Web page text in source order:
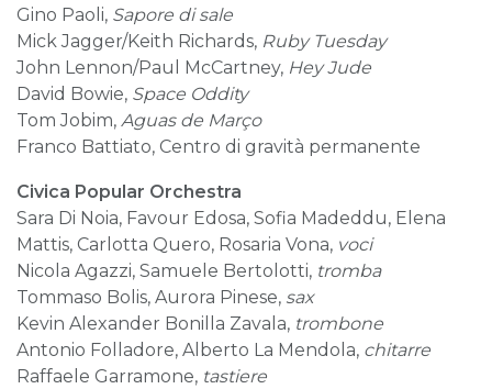
Gino Paoli, Sapore di sale
Mick Jagger/Keith Richards, Ruby Tuesday
John Lennon/Paul McCartney, Hey Jude
David Bowie, Space Oddity
Tom Jobim, Aguas de Março
Franco Battiato, Centro di gravità permanente
Civica Popular Orchestra
Sara Di Noia, Favour Edosa, Sofia Madeddu, Elena
Mattis, Carlotta Quero, Rosaria Vona, voci
Nicola Agazzi, Samuele Bertolotti, tromba
Tommaso Bolis, Aurora Pinese, sax
Kevin Alexander Bonilla Zavala, trombone
Antonio Folladore, Alberto La Mendola, chitarre
Raffaele Garramone, tastiere